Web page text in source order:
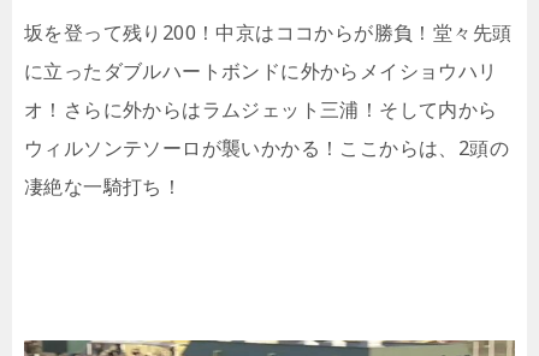
坂を登って残り200！中京はココからが勝負！堂々先頭
に立ったダブルハートボンドに外からメイショウハリ
オ！さらに外からはラムジェット三浦！そして内から
ウィルソンテソーロが襲いかかる！ここからは、2頭の
凄絶な一騎打ち！